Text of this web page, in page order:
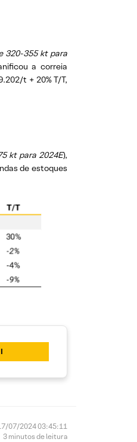
320-355 kt para
a correia
t + 20% T/T,
kt para 2024E),
de estoques
07/2024 03:45:11
3 minutos de leitura